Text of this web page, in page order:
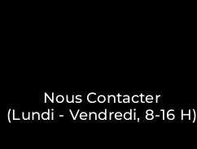
Nous Contacter
(Lundi - Vendredi, 8-16 H)